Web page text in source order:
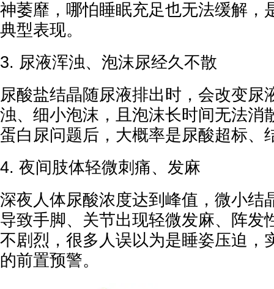
神萎靡，哪怕睡眠充足也无法缓解，
典型表现。
3. 尿液浑浊、泡沫尿经久不散
尿酸盐结晶随尿液排出时，会改变尿
浊、细小泡沫，且泡沫长时间无法消
蛋白尿问题后，大概率是尿酸超标、
4. 夜间肢体轻微刺痛、发麻
深夜人体尿酸浓度达到峰值，微小结
导致手脚、关节出现轻微发麻、阵发
不剧烈，很多人误以为是睡姿压迫，
的前置预警。